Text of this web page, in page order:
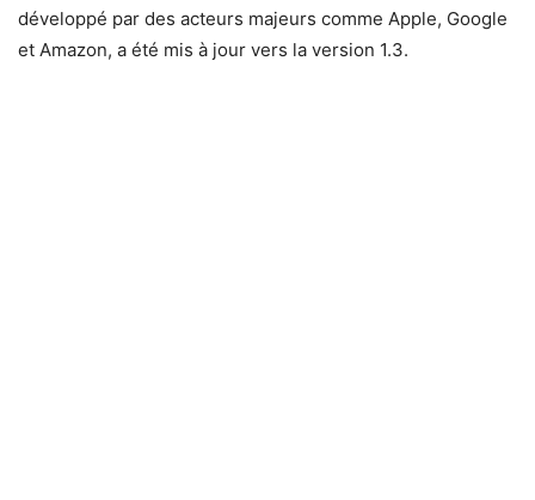
développé par des acteurs majeurs comme Apple, Google
et Amazon, a été mis à jour vers la version 1.3.